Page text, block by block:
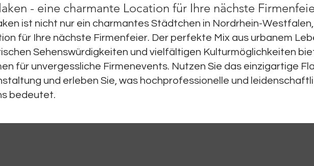
- eine charmante Location für Ihre nächste
ist nicht nur ein charmantes Städtchen in Nordrhein-
für Ihre nächste Firmenfeier. Der perfekte Mix aus urbanem
Sehenswürdigkeiten und vielfältigen Kulturmöglichkeiten
für unvergessliche Firmenevents. Nutzen Sie das einzigartige
und erleben Sie, was hochprofessionelle und
bedeutet.